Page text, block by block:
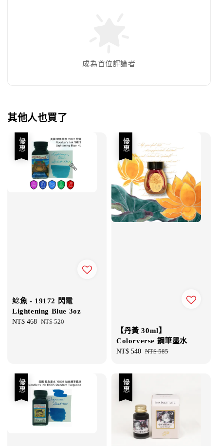
成為首位評論者
其他人也買了
優惠
鯰魚 - 19172 閃電
Lightening Blue 3oz
Sale
NT$ 468 Regular
NT$ 520
優惠
【丹黃 30ml】
Colorverse 鋼筆墨水
Sale
NT$ 540 Regular
NT$ 585
優惠 優惠